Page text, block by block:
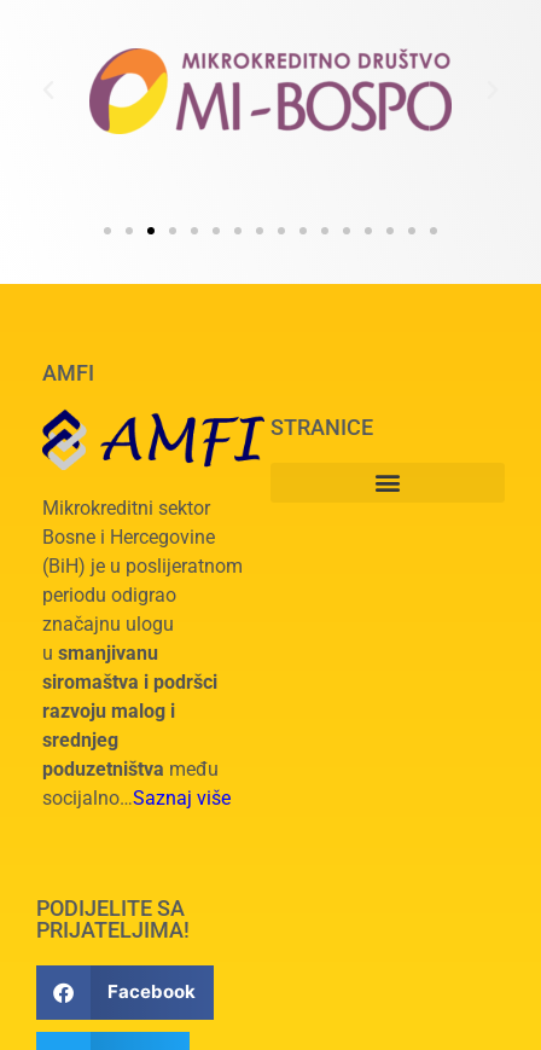
AMFI
Mikrokreditni sektor
Bosne i Hercegovine
(BiH) je u poslijeratnom
periodu odigrao
značajnu ulogu
u smanjivanu
siromaštva i podršci
razvoju malog i
srednjeg
poduzetništva među
socijalno…Saznaj više
STRANICE
PODIJELITE SA
PRIJATELJIMA!
Facebook